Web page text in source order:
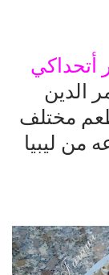
أتحداكي
الدين
مختلف
من ليبيا